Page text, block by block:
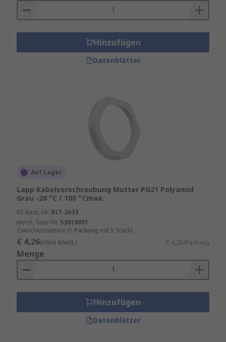
Hinzufügen
Datenblätter
Auf Lager
Lapp Kabelverschraubung Mutter PG21 Polyamid
Grau -20 °C / 100 °Cmax.
RS Best.-Nr. 817-2633
Herst. Teile-Nr. 53019051
Zwischensumme (1 Packung mit 5 Stück)
€ 4,26(ohne MwSt.) € 4,26/Packung
Menge
Hinzufügen
Datenblätter